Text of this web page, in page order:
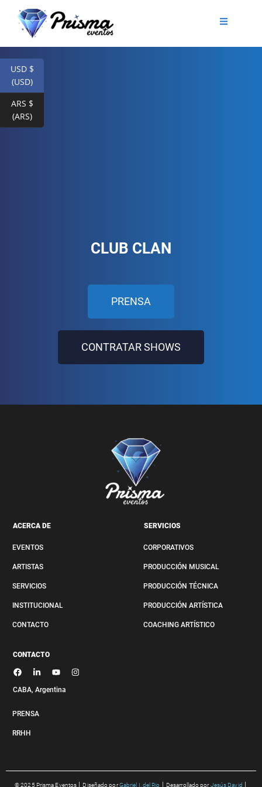
CLUB CLAN
PRENSA
CONTRATAR SHOWS
ACERCA DE
EVENTOS
ARTISTAS
SERVICIOS
INSTITUCIONAL
CONTACTO
SERVICIOS
CORPORATIVOS
PRODUCCIÓN MUSICAL
PRODUCCIÓN TÉCNICA
PRODUCCIÓN ARTÍSTICA
COACHING ARTÍSTICO
CONTACTO
CABA, Argentina
PRENSA
RRHH
© 2025 Prisma Eventos Diseñado porGabriel I. del Rio Desarrollado porJesús David
USD $
(USD)
ARS $
(ARS)